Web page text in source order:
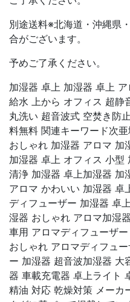
別途送料※北海道・沖縄県
合がございます。
予めご了承ください。
加湿器 卓上 加湿器 卓上
給水 上から オフィス 超静
丸洗い 超音波式 空焚き防
料無料 関連キーワード次
おしゃれ 加湿器 アロマ 加
加湿器 卓上 オフィス 小型
清浄 加湿器 卓上加湿器 加
アロマ かわいい 加湿器 卓
ディフューザー 加湿器 卓
湿器 おしゃれ アロマ加湿
車用 アロマディフューザ
おしゃれ アロマディフュ
ー 加湿器 超音波加湿器 大
器 車載充電器 卓上ライト
精油 対応 乾燥対策 メーカ